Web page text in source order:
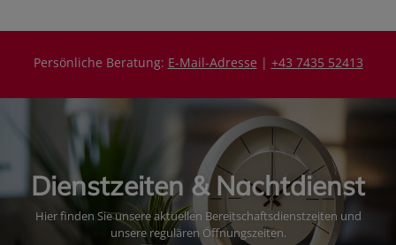
Persönliche Beratung: E-Mail-Adresse | +43 7435 52413
Dienstzeiten & Nachtdienst
Hier finden Sie unsere aktuellen Bereitschaftsdienstzeiten und
unsere regulären Öffnungszeiten.